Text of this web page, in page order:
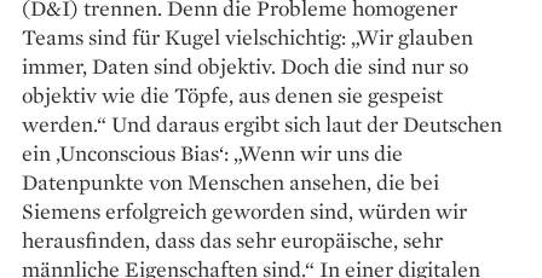
(D&I) trennen. Denn die Probleme homogener
Teams sind für Kugel vielschichtig: „Wir glauben
immer, Daten sind objektiv. Doch die sind nur so
objektiv wie die Töpfe, aus denen sie gespeist
werden.“ Und daraus ergibt sich laut der Deutschen
ein ‚Unconscious Bias‘: „Wenn wir uns die
Datenpunkte von Menschen ansehen, die bei
Siemens erfolgreich ge­­­worden sind, würden wir
herausfinden, dass das sehr europäische, sehr
männliche Eigenschaften sind.“ In einer digitalen